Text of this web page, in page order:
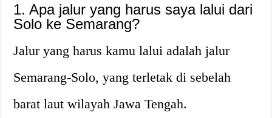
1. Apa jalur yang harus saya lalui dari
Solo ke Semarang?
Jalur yang harus kamu lalui adalah jalur
Semarang-Solo, yang terletak di sebelah
barat laut wilayah Jawa Tengah.